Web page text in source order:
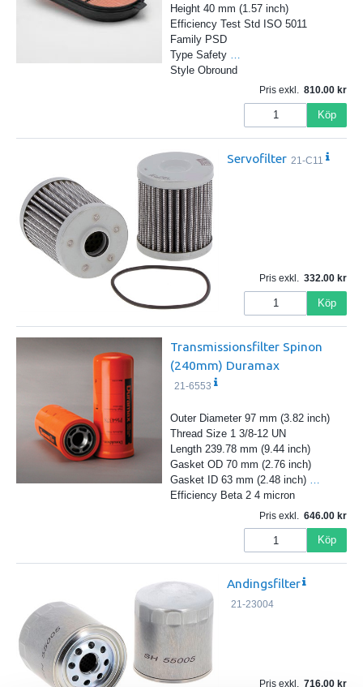
Height 40 mm (1.57 inch)
Efficiency Test Std ISO 5011
Family PSD
Type Safety
Style Obround
Pris exkl. 810.00
Köp
Servofilter 21-C11
Pris exkl. 332.00
Köp
Transmissionsfilter Spinon
(240mm) Duramax
21-6553
Outer Diameter 97 mm (3.82 inch)
Thread Size 1 3/8-12 UN
Length 239.78 mm (9.44 inch)
Gasket OD 70 mm (2.76 inch)
Gasket ID 63 mm (2.48 inch) …
Efficiency Beta 2 4 micron
Pris exkl. 646.00
Köp
Andingsfilter
21-23004
Pris exkl. 716.00